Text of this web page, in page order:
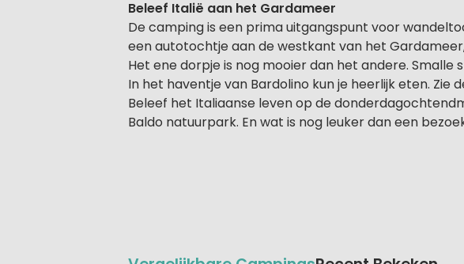
Beleef Italië aan het Gardameer
De camping is een prima uitgangspunt voor
een autotochtje aan de westkant van het
Het ene dorpje is nog mooier dan het andere.
In het haventje van Bardolino kun je heerlijk eten.
Beleef het Italiaanse leven op de
Baldo natuurpark. En wat is nog leuker dan een